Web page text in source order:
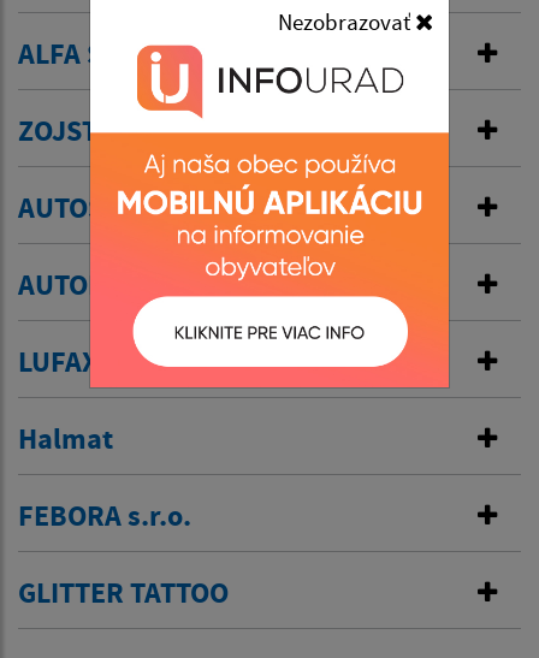
Nezobrazovať
ALFA SM s.r.o.
ZOJSTAV, s r.o.
AUTOŠKOLA - MIGA
AUTODOPRAVA - Ľudovít Dusza
LUFAX
Halmat
FEBORA s.r.o.
GLITTER TATTOO